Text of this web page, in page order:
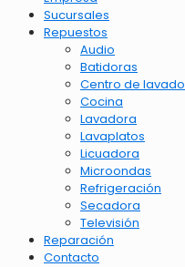
Sucursales
Repuestos
Audio
Batidoras
Centro de lavado
Cocina
Lavadora
Lavaplatos
Licuadora
Microondas
Refrigeración
Secadora
Televisión
Reparación
Contacto